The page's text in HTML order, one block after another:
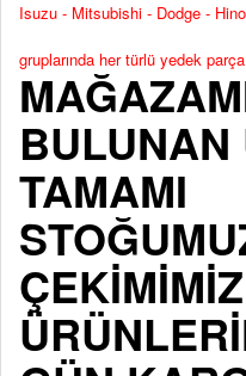
Isuzu - Mitsubishi - Dodge -
gruplarında her türlü yedek
BULUNAN
TAMAMI